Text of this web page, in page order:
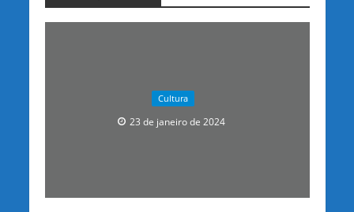
Cultura
23 de janeiro de 2024